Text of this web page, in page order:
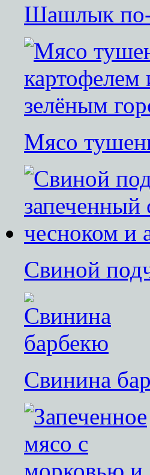
Шашлык по-
Мясо
Свиной
Cвинина